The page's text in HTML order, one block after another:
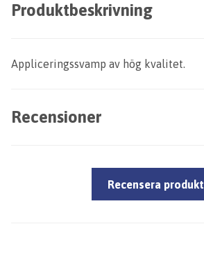
Produktbeskrivning
Appliceringssvamp av hög kvalitet.
Recensioner
Recensera produkt